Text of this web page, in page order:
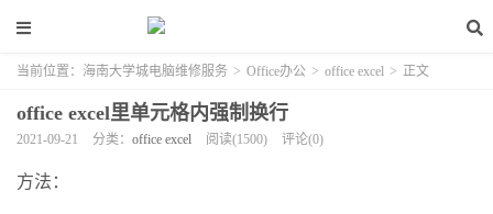
当前位置： 海南大学城电脑维修服务 > Office办公 > office excel > 正文
office excel里单元格内强制换行
2021-09-21 分类： office excel 阅读(1500) 评论(0)
方法：